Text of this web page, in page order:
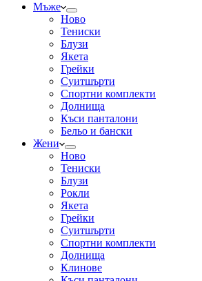
Мъже
Ново
Тениски
Блузи
Якета
Грейки
Суитшърти
Спортни комплекти
Долнища
Къси панталони
Бельо и бански
Жени
Ново
Тениски
Блузи
Рокли
Якета
Грейки
Суитшърти
Спортни комплекти
Долнища
Клинове